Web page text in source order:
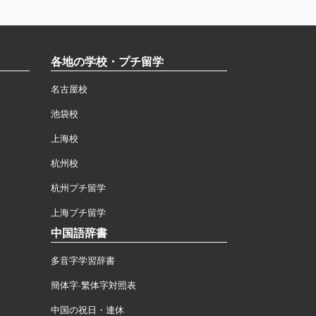
各地の学校・プチ留学
名古屋校
池袋校
上海校
杭州校
杭州プチ留学
上海プチ留学
中国語辞書
多音字学習辞書
簡体字·繁体字対照表
中国の祝日・連休